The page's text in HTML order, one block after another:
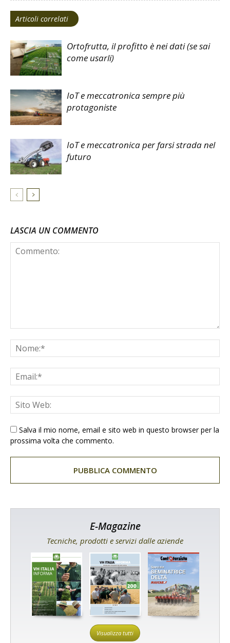
Articoli correlati
Ortofrutta, il profitto è nei dati (se sai
come usarli)
IoT e meccatronica sempre più
protagoniste
IoT e meccatronica per farsi strada nel
futuro
LASCIA UN COMMENTO
Salva il mio nome, email e sito web in questo browser per la
prossima volta che commento.
E-Magazine
Tecniche, prodotti e servizi dalle aziende
Visualizza tutti